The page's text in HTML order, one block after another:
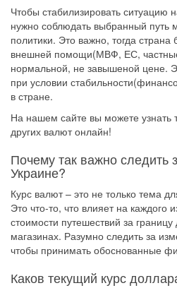
Чтобы стабилизировать ситуацию
нужно соблюдать выбранный путь
политики. Это важно, тогда страна
внешней помощи(МВФ, ЕС,
нормальной, не завышеной цене.
при условии
в стране.
На нашем сайте вы можете узнать
других валют онлайн!
Почему так важно следить
Украине?
Курс валют – это не только тема
Это что-то, что влияет на каждого
стоимости путешествий за
магазинах. Разумно следить за
чтобы принимать обоснованные
Каков текущий курс